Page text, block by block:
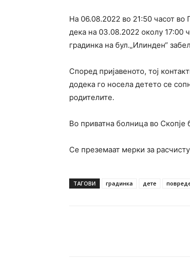
На 06.08.2022 во 21:50 часот во
дека на 03.08.2022 околу 17:00
градинка на бул.„Илинден“
Според пријавеното, тој
додека го носела детето се
родителите.
Во приватна болница во Скопје
Се преземаат мерки за
ТАГОВИ градинка дете